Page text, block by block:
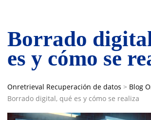
Borrado
es y cómo se
Onretrieval Recuperación de datos > Blog
Borrado digital, qué es y cómo se realiza